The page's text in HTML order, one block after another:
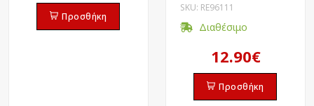
Προσθήκη
SKU: RE96111
Διαθέσιμο
12.90€
Προσθήκη